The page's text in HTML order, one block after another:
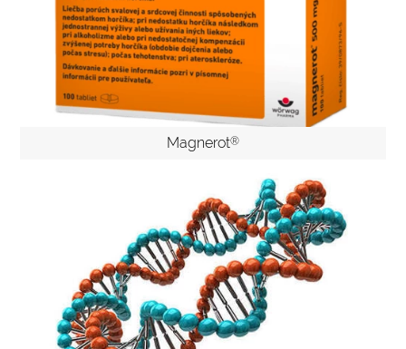
Magnerot®